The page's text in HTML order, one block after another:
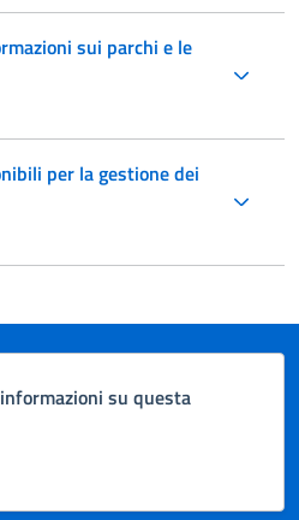
sui parchi e le
per la gestione dei
su questa
stelle su 5
su 5
5